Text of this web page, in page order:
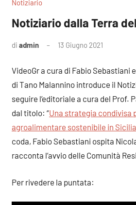
Notiziario
Notiziario dalla Terra
di admin 13 Giugno 2021
VideoGr a cura di Fabio Sebastiani
di Tano Malannino introduce il
seguire l’editoriale a cura del Prof.
dal titolo: “Una strategia condivisa
agroalimentare sostenibile in Sicilia
coda, Fabio Sebastiani ospita
racconta l’avvio delle Comunità
Per rivedere la puntata: